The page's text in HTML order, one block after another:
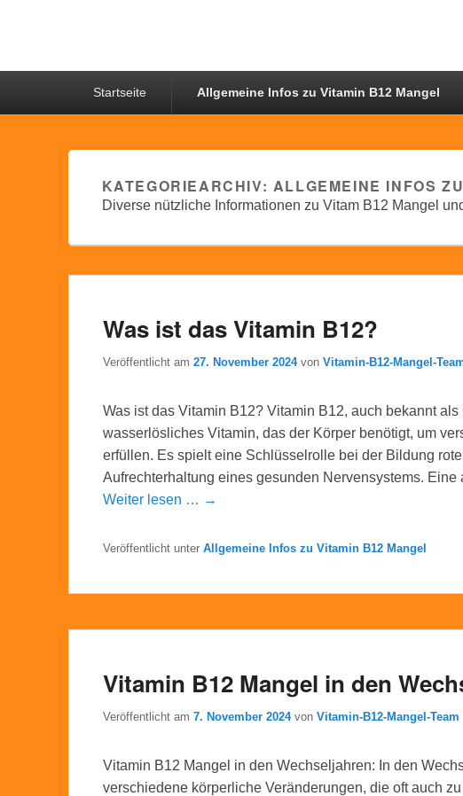
Startseite Allgemeine Infos zu Vitamin B12 Mangel
KATEGORIEARCHIV: ALLGEMEINE INFOS
Diverse nützliche Informationen zu Vitam B12 Mangel
Was ist das Vitamin B12?
Veröffentlicht am 27. November 2024 von Vitamin-B12-Mangel-
Was ist das Vitamin B12? Vitamin B12, auch bekannt
wasserlösliches Vitamin, das der Körper benötigt, um
erfüllen. Es spielt eine Schlüsselrolle bei der Bildung
Aufrechterhaltung eines gesunden Nervensystems.
Weiter lesen … →
Veröffentlicht unter Allgemeine Infos zu Vitamin B12 Mangel
Vitamin B12 Mangel in den
Veröffentlicht am 7. November 2024 von Vitamin-B12-Mangel-Team
Vitamin B12 Mangel in den Wechseljahren: In den
verschiedene körperliche Veränderungen, die oft auch